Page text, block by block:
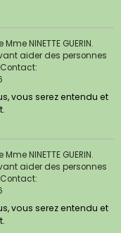
NINETTE GUERIN.
aider des personnes
vous serez entendu et
NINETTE GUERIN.
aider des personnes
vous serez entendu et